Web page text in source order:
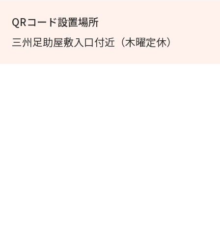
QRコード設置場所
三州足助屋敷入口付近（木曜定休）